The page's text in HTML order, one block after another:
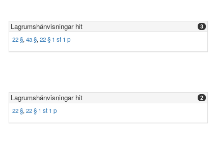
Lagrumshänvisningar hit 3
22 §,4a §,22 § 1 st 1 p
Lagrumshänvisningar hit 2
22 §,22 § 1 st 1 p